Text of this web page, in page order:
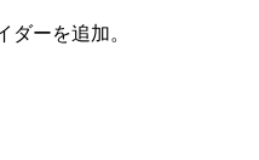
ーを追加。